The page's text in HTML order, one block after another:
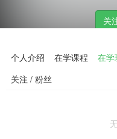
关
个人介绍 在学课程 在学
关注 / 粉丝